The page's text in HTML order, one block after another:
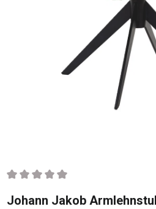
Durchschnittliche Bewertung von 0
Johann Jakob